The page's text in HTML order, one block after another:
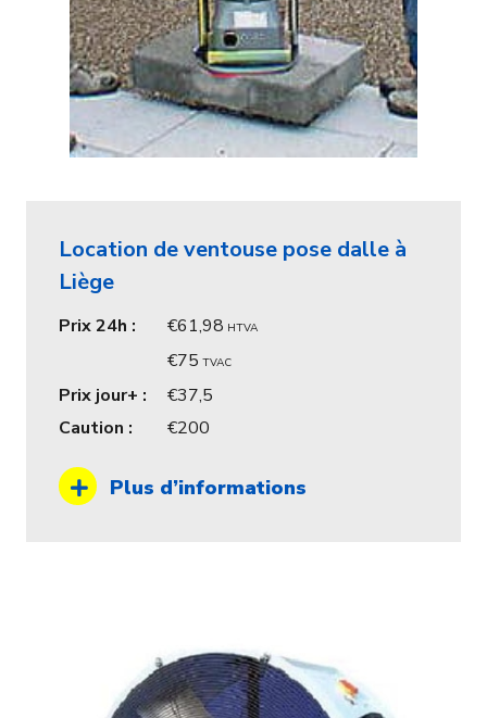
Location de ventouse pose dalle à
Liège
Prix 24h : 61,98 HTVA
75 TVAC
Prix jour+ :
37,5
Caution :
200
Plus d’informations